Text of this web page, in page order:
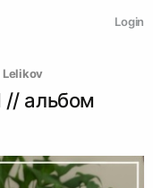
Login
Lelikov
альбом